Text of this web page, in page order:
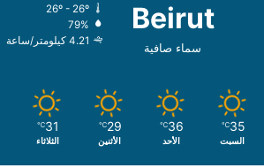
Beirut
سماء صافية
26º - 26º
79%
4.21 كيلومتر/ساعة
35
℃
السبت
36
℃
الأحد
29
℃
الأثنين
31
℃
الثلاثاء